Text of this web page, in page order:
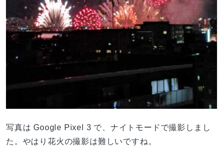
写真は Google Pixel 3 で、ナイトモードで撮影しまし
た。やはり花火の撮影は難しいですね。